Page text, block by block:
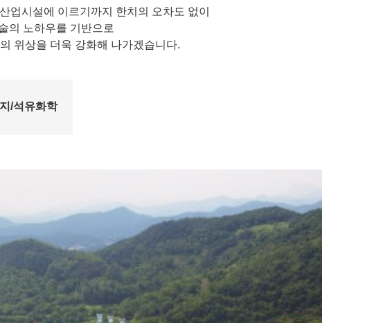
업시설에 이르기까지 한치의 오차도 없이
의 노하우를 기반으로
위상을 더욱 강화해 나가겠습니다.
/석유화학